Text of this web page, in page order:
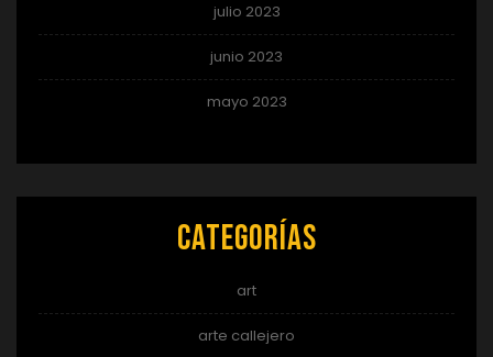
julio 2023
junio 2023
mayo 2023
Categorías
art
arte callejero